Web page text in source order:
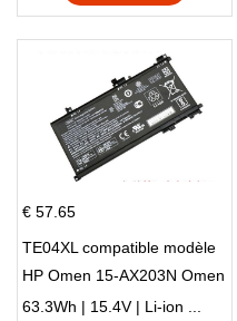
€ 57.65
TE04XL compatible modèle
HP Omen 15-AX203N Omen
15 Series Pavilion 15 Series
63.3Wh | 15.4V | Li-ion ...